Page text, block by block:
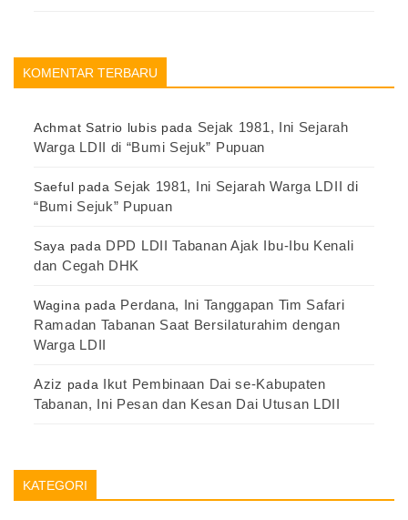
KOMENTAR TERBARU
Achmat Satrio lubis pada Sejak 1981, Ini Sejarah
Warga LDII di “Bumi Sejuk” Pupuan
Saeful pada Sejak 1981, Ini Sejarah Warga LDII di
“Bumi Sejuk” Pupuan
Saya pada DPD LDII Tabanan Ajak Ibu-Ibu Kenali
dan Cegah DHK
Wagina pada Perdana, Ini Tanggapan Tim Safari
Ramadan Tabanan Saat Bersilaturahim dengan
Warga LDII
Aziz pada Ikut Pembinaan Dai se-Kabupaten
Tabanan, Ini Pesan dan Kesan Dai Utusan LDII
KATEGORI